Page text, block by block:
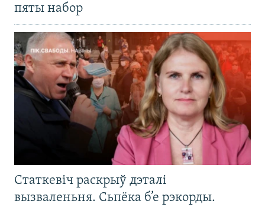
пяты набор
Статкевіч раскрыў дэталі
вызваленьня. Сьпёка б’е рэкорды.